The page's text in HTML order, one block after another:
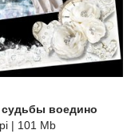
воедино
| 101 Mb